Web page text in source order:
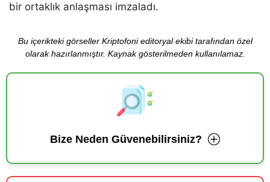
bir ortaklık anlaşması imzaladı.
Bu içerikteki görseller Kriptofoni editoryal ekibi tarafından özel
olarak hazırlanmıştır. Kaynak gösterilmeden kullanılamaz.
Bize Neden Güvenebilirsiniz?